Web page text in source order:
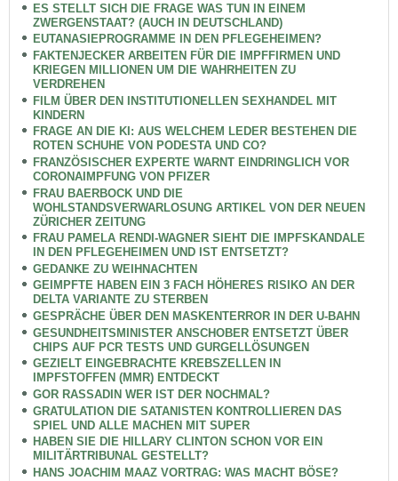
ES STELLT SICH DIE FRAGE WAS TUN IN EINEM
ZWERGENSTAAT? (AUCH IN DEUTSCHLAND)
EUTANASIEPROGRAMME IN DEN PFLEGEHEIMEN?
FAKTENJECKER ARBEITEN FÜR DIE IMPFFIRMEN UND
KRIEGEN MILLIONEN UM DIE WAHRHEITEN ZU
VERDREHEN
FILM ÜBER DEN INSTITUTIONELLEN SEXHANDEL MIT
KINDERN
FRAGE AN DIE KI: AUS WELCHEM LEDER BESTEHEN DIE
ROTEN SCHUHE VON PODESTA UND CO?
FRANZÖSISCHER EXPERTE WARNT EINDRINGLICH VOR
CORONAIMPFUNG VON PFIZER
FRAU BAERBOCK UND DIE
WOHLSTANDSVERWARLOSUNG ARTIKEL VON DER NEUEN
ZÜRICHER ZEITUNG
FRAU PAMELA RENDI-WAGNER SIEHT DIE IMPFSKANDALE
IN DEN PFLEGEHEIMEN UND IST ENTSETZT?
GEDANKE ZU WEIHNACHTEN
GEIMPFTE HABEN EIN 3 FACH HÖHERES RISIKO AN DER
DELTA VARIANTE ZU STERBEN
GESPRÄCHE ÜBER DEN MASKENTERROR IN DER U-BAHN
GESUNDHEITSMINISTER ANSCHOBER ENTSETZT ÜBER
CHIPS AUF PCR TESTS UND GURGELLÖSUNGEN
GEZIELT EINGEBRACHTE KREBSZELLEN IN
IMPFSTOFFEN (MMR) ENTDECKT
GOR RASSADIN WER IST DER NOCHMAL?
GRATULATION DIE SATANISTEN KONTROLLIEREN DAS
SPIEL UND ALLE MACHEN MIT SUPER
HABEN SIE DIE HILLARY CLINTON SCHON VOR EIN
MILITÄRTRIBUNAL GESTELLT?
HANS JOACHIM MAAZ VORTRAG: WAS MACHT BÖSE?